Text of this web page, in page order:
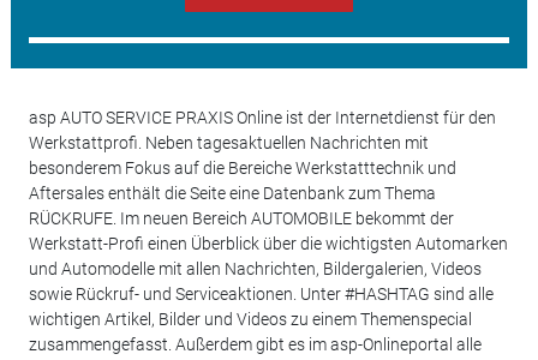
asp AUTO SERVICE PRAXIS Online ist der Internetdienst für den
Werkstattprofi. Neben tagesaktuellen Nachrichten mit
besonderem Fokus auf die Bereiche Werkstatttechnik und
Aftersales enthält die Seite eine Datenbank zum Thema
RÜCKRUFE. Im neuen Bereich AUTOMOBILE bekommt der
Werkstatt-Profi einen Überblick über die wichtigsten Automarken
und Automodelle mit allen Nachrichten, Bildergalerien, Videos
sowie Rückruf- und Serviceaktionen. Unter #HASHTAG sind alle
wichtigen Artikel, Bilder und Videos zu einem Themenspecial
zusammengefasst. Außerdem gibt es im asp-Onlineportal alle